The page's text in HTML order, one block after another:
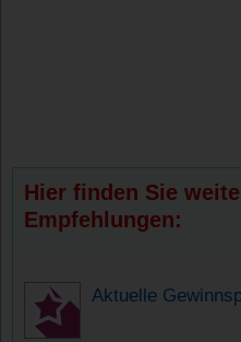
Hier finden Sie
Empfehlungen:
Aktuelle